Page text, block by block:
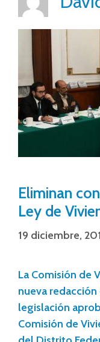
Eliminan
Ley de
19 diciembre,
La Comisión de
nueva
legislación
Comisión de